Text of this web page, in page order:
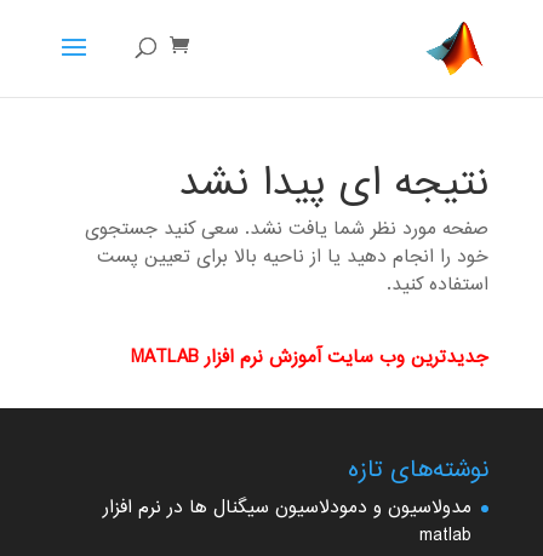
نتیجه ای پیدا نشد
صفحه مورد نظر شما یافت نشد. سعی کنید جستجوی
خود را انجام دهید یا از ناحیه بالا برای تعیین پست
استفاده کنید.
جدیدترین وب سایت آموزش نرم افزار MATLAB
نوشته‌های تازه
مدولاسیون و دمودلاسیون سیگنال ها در نرم افزار
matlab